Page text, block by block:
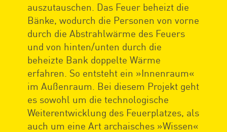
auszutauschen. Das Feuer beheizt die
Bänke, wodurch die Personen von vorne
durch die Abstrahlwärme des Feuers
und von hinten/unten durch die
beheizte Bank doppelte Wärme
erfahren. So entsteht ein »Innenraum«
im Außenraum. Bei diesem Projekt geht
es sowohl um die technologische
Weiterentwicklung des Feuerplatzes, als
auch um eine Art archaisches »Wissen«